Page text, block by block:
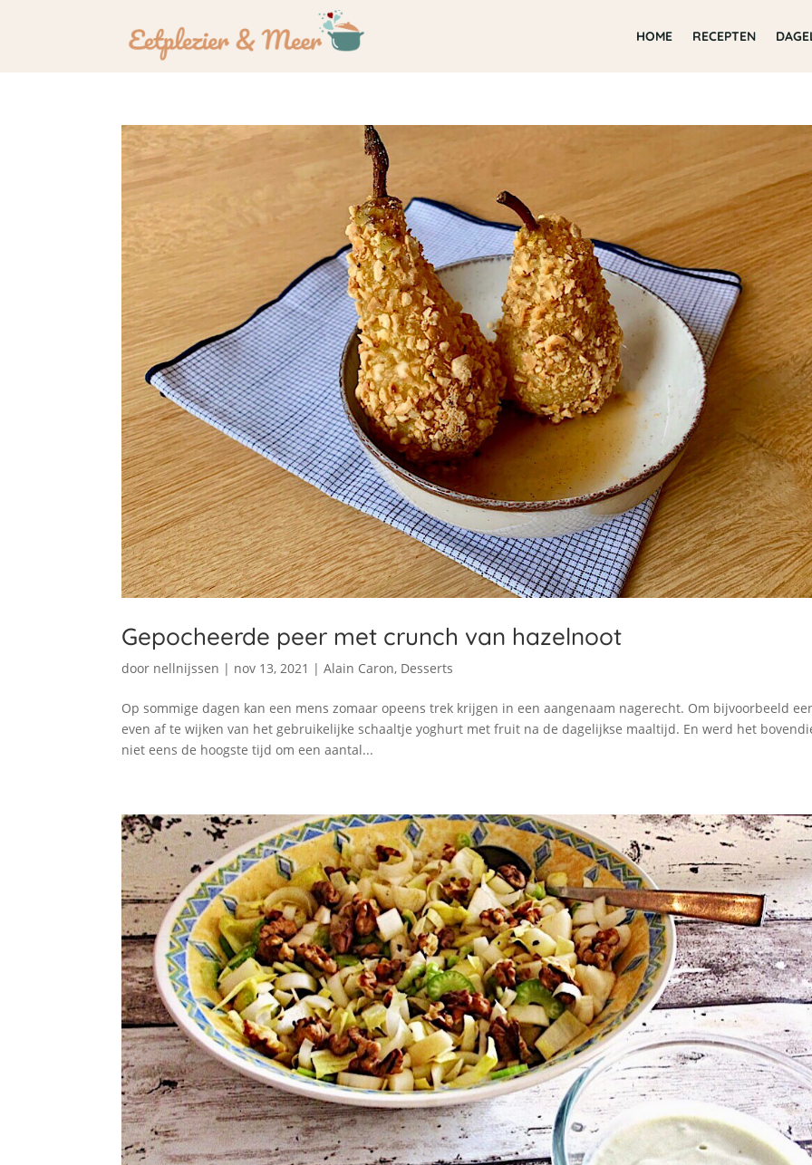
HOME RECEPTEN
Gepocheerde peer met crunch van hazelnoot
door nellnijssen | nov 13, 2021 |Alain Caron, Desserts
Op sommige dagen kan een mens zomaar opeens trek krijgen in een aangenaam nagerecht. Om bijvoorbeeld
even af te wijken van het gebruikelijke schaaltje yoghurt met fruit na de dagelijkse maaltijd. En werd het
niet eens de hoogste tijd om een aantal...